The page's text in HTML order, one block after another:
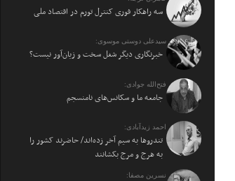
سه راهکار فوری کنترل تورم در اقتصاد ملی
سیدعلی دوستی موسوی:
خبرنگاری دیگر شغل سخت و زیان‌آور نیست؟
فتح‌الله جوادی:
جامعه ما و سکانس‌های نامنسجم
احمد زیدآبادی:
تندروها به سیم آخر زده‌اند/ حاضرند کشور را
به هرج و مرج بکشانند
نسرین مصفا: